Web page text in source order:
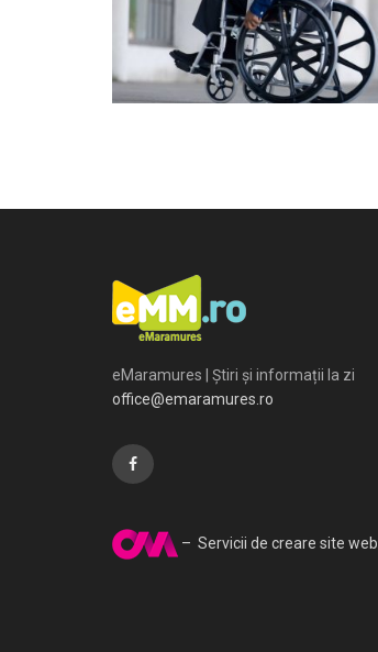
eMaramures | Știri și informații la zi
office@emaramures.ro
– Servicii de creare site web